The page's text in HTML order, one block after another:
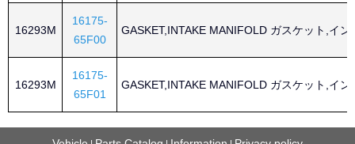
16293M
16175-
65F00
GASKET,INTAKE MANIFOLD ガスケット,イ
16293M
16175-
65F01
GASKET,INTAKE MANIFOLD ガスケット,イ